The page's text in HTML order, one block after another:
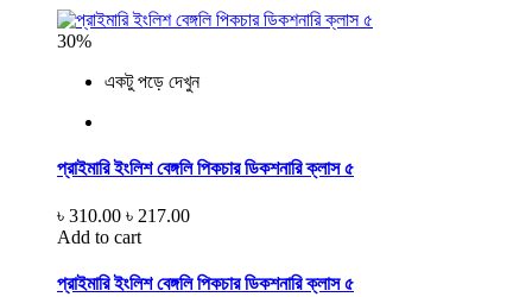
30%
একটু পড়ে দেখুন
প্রাইমারি ইংলিশ বেঙ্গলি পিকচার ডিকশনারি ক্লাস ৫
৳ 310.00 ৳ 217.00
Add to cart
প্রাইমারি ইংলিশ বেঙ্গলি পিকচার ডিকশনারি ক্লাস ৫